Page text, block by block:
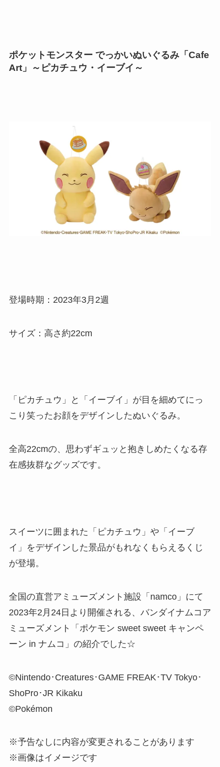
ポケットモンスター でっかいぬいぐるみ「Cafe
Art」～ピカチュウ・イーブイ～
登場時期：2023年3月2週
サイズ：高さ約22cm
「ピカチュウ」と「イーブイ」が目を細めてにっ
こり笑ったお顔をデザインしたぬいぐるみ。
全高22cmの、思わずギュッと抱きしめたくなる存
在感抜群なグッズです。
スイーツに囲まれた「ピカチュウ」や「イーブ
イ」をデザインした景品がもれなくもらえるくじ
が登場。
全国の直営アミューズメント施設「namco」にて
2023年2月24日より開催される、バンダイナムコア
ミューズメント「ポケモン sweet sweet キャンペ
ーン in ナムコ」の紹介でした☆
©Nintendo･Creatures･GAME FREAK･TV Tokyo･
ShoPro･JR Kikaku
©Pokémon
※予告なしに内容が変更されることがあります
※画像はイメージです